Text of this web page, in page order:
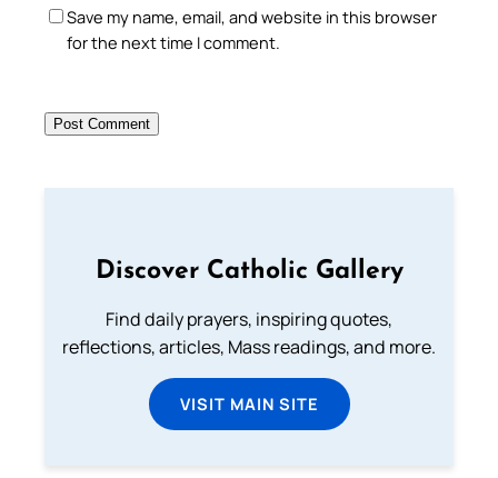
Save my name, email, and website in this browser
for the next time I comment.
Discover Catholic Gallery
Find daily prayers, inspiring quotes,
reflections, articles, Mass readings, and more.
VISIT MAIN SITE